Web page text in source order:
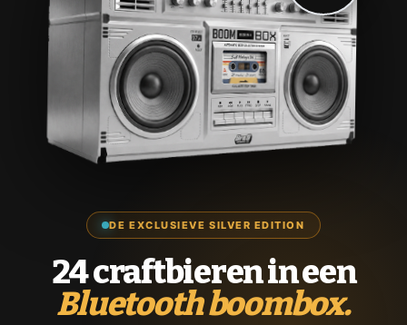
DE EXCLUSIEVE SILVER EDITION
24 craftbieren in een
Bluetooth boombox.